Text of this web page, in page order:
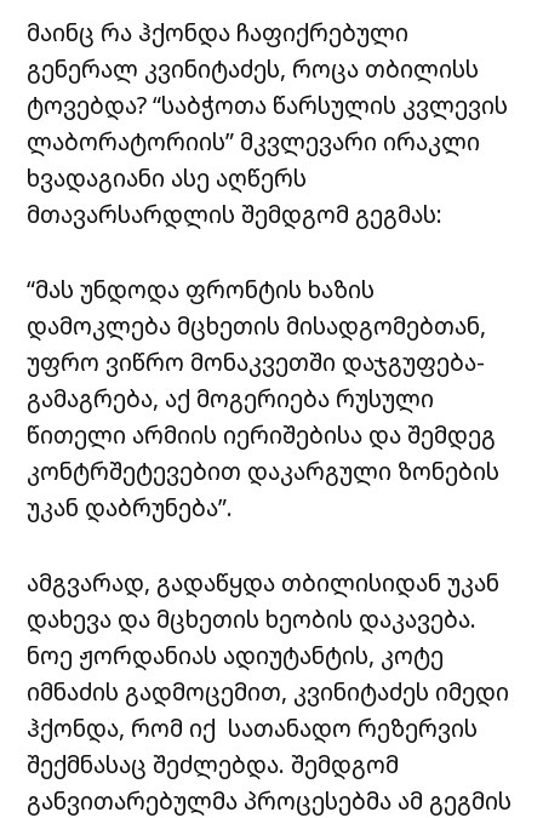
მაინც რა ჰქონდა ჩაფიქრებული
გენერალ კვინიტაძეს, როცა თბილისს
ტოვებდა? “საბჭოთა წარსულის კვლევის
ლაბორატორიის” მკვლევარი ირაკლი
ხვადაგიანი ასე აღწერს
მთავარსარდლის შემდგომ გეგმას:
“მას უნდოდა ფრონტის ხაზის
დამოკლება მცხეთის მისადგომებთან,
უფრო ვიწრო მონაკვეთში დაჯგუფება-
გამაგრება, აქ მოგერიება რუსული
წითელი არმიის იერიშებისა და შემდეგ
კონტრშეტევებით დაკარგული ზონების
უკან დაბრუნება”.
ამგვარად, გადაწყდა თბილისიდან უკან
დახევა და მცხეთის ხეობის დაკავება.
ნოე ჟორდანიას ადიუტანტის, კოტე
იმნაძის გადმოცემით, კვინიტაძეს იმედი
ჰქონდა, რომ იქ სათანადო რეზერვის
შექმნასაც შეძლებდა. შემდგომ
განვითარებულმა პროცესებმა ამ გეგმის